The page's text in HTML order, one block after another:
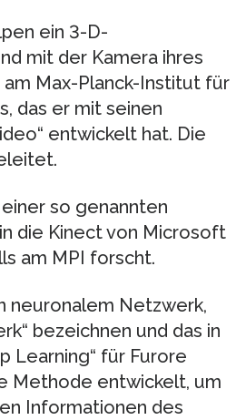
ein 3-D-
mit der Kamera ihres
Max-Planck-Institut für
das er mit seinen
entwickelt hat. Die
so genannten
die Kinect von Microsoft
am MPI forscht.
neuronalem Netzwerk,
bezeichnen und das in
Learning“ für Furore
Methode entwickelt, um
Informationen des